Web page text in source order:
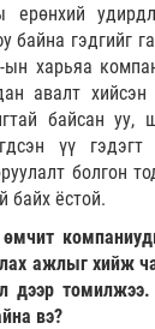
ерөнхий
байна гэдгийг
ын харьяа
авалт
байсан уу,
үү
болгон
байх ёстой.
өмчит
ажлыг хийж
дээр томилжээ.
вэ?